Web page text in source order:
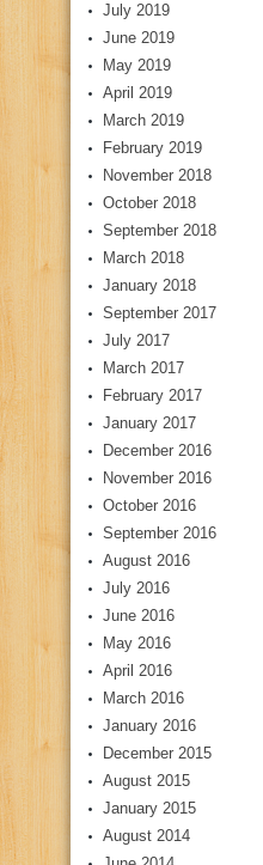
July 2019
June 2019
May 2019
April 2019
March 2019
February 2019
November 2018
October 2018
September 2018
March 2018
January 2018
September 2017
July 2017
March 2017
February 2017
January 2017
December 2016
November 2016
October 2016
September 2016
August 2016
July 2016
June 2016
May 2016
April 2016
March 2016
January 2016
December 2015
August 2015
January 2015
August 2014